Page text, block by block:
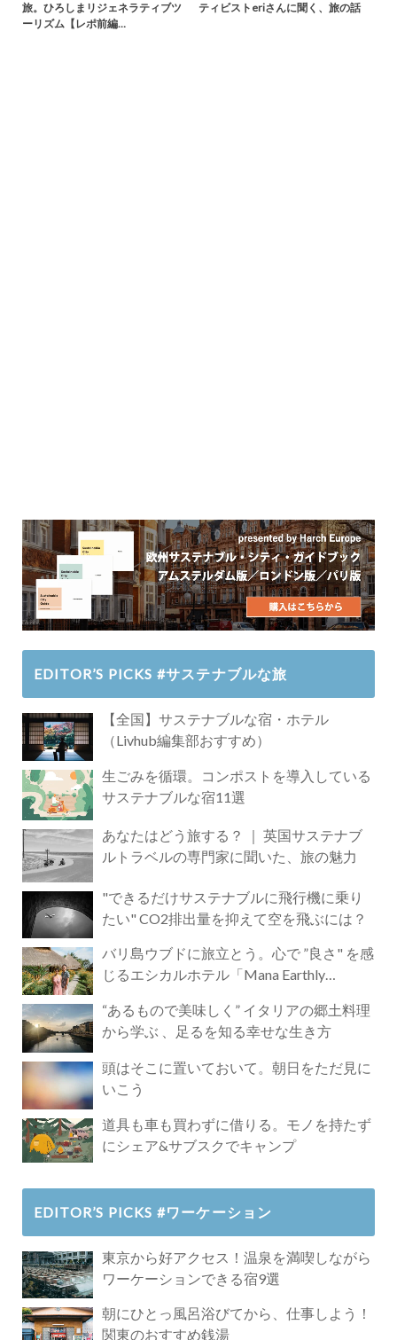
旅。ひろしまリジェネラティブツ
ーリズム【レポ前編…
ティビストeriさんに聞く、旅の話
EDITOR’S PICKS #サステナブルな旅
【全国】サステナブルな宿・ホテル
（Livhub編集部おすすめ）
生ごみを循環。コンポストを導入している
サステナブルな宿11選
あなたはどう旅する？ ｜ 英国サステナブ
ルトラベルの専門家に聞いた、旅の魅力
"できるだけサステナブルに飛行機に乗り
たい" CO2排出量を抑えて空を飛ぶには？
バリ島ウブドに旅立とう。心で ”良さ" を感
じるエシカルホテル「Mana Earthly
“あるもので美味しく” イタリアの郷土料理
から学ぶ 、足るを知る幸せな生き方
頭はそこに置いておいて。朝日をただ見に
いこう
道具も車も買わずに借りる。モノを持たず
にシェア&サブスクでキャンプ
EDITOR’S PICKS #ワーケーション
東京から好アクセス！温泉を満喫しながら
ワーケーションできる宿9選
朝にひとっ風呂浴びてから、仕事しよう！
関東のおすすめ銭湯